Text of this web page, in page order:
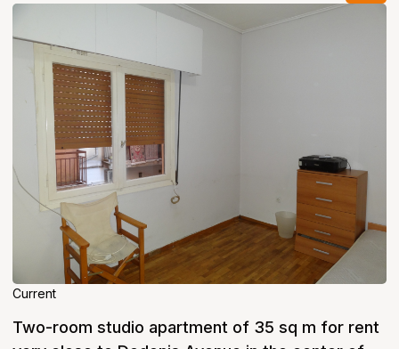
Current
Two-room studio apartment of 35 sq m for rent